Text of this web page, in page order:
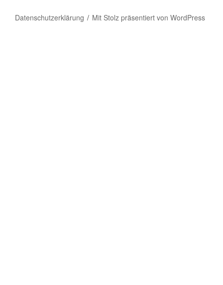
Datenschutzerklärung Mit Stolz präsentiert von WordPress